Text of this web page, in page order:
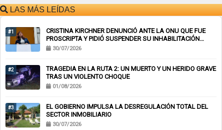
LAS MÁS LEÍDAS
#1
CRISTINA KIRCHNER DENUNCIÓ ANTE LA ONU QUE FUE
PROSCRIPTA Y PIDIÓ SUSPENDER SU INHABILITACIÓN
PERPETUA
30/07/2026
#2
TRAGEDIA EN LA RUTA 2: UN MUERTO Y UN HERIDO GRAVE
TRAS UN VIOLENTO CHOQUE
01/08/2026
#3
EL GOBIERNO IMPULSA LA DESREGULACIÓN TOTAL DEL
SECTOR INMOBILIARIO
30/07/2026